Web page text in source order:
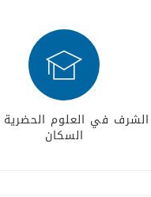
الشرف في العلوم
السكان